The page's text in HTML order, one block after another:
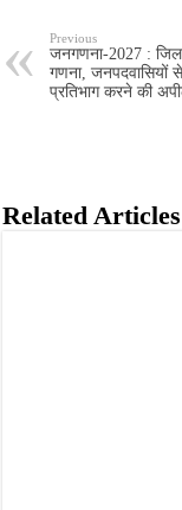
Previous
जनगणना-2027 :
गणना, जनपदवासियों
प्रतिभाग करने की
Related Articles